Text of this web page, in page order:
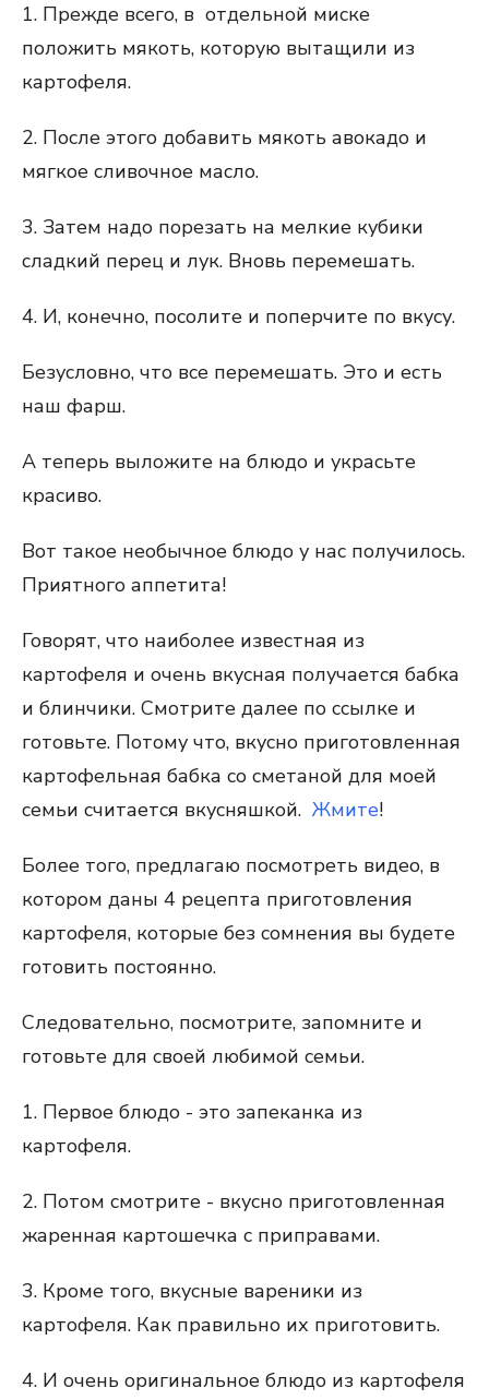
1. Прежде всего, в отдельной миске
положить мякоть, которую вытащили из
картофеля.
2. После этого добавить мякоть авокадо и
мягкое сливочное масло.
3. Затем надо порезать на мелкие кубики
сладкий перец и лук. Вновь перемешать.
4. И, конечно, посолите и поперчите по вкусу.
Безусловно, что все перемешать. Это и есть
наш фарш.
А теперь выложите на блюдо и украсьте
красиво.
Вот такое необычное блюдо у нас получилось.
Приятного аппетита!
Говорят, что наиболее известная из
картофеля и очень вкусная получается бабка
и блинчики. Смотрите далее по ссылке и
готовьте. Потому что, вкусно приготовленная
картофельная бабка со сметаной для моей
семьи считается вкусняшкой. Жмите!
Более того, предлагаю посмотреть видео, в
котором даны 4 рецепта приготовления
картофеля, которые без сомнения вы будете
готовить постоянно.
Следовательно, посмотрите, запомните и
готовьте для своей любимой семьи.
1. Первое блюдо - это запеканка из
картофеля.
2. Потом смотрите - вкусно приготовленная
жаренная картошечка с приправами.
3. Кроме того, вкусные вареники из
картофеля. Как правильно их приготовить.
4. И очень оригинальное блюдо из картофеля